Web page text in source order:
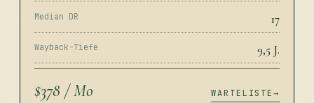
Median DR 17
Wayback-Tiefe 9,5 J.
$378 / Mo WARTELISTE